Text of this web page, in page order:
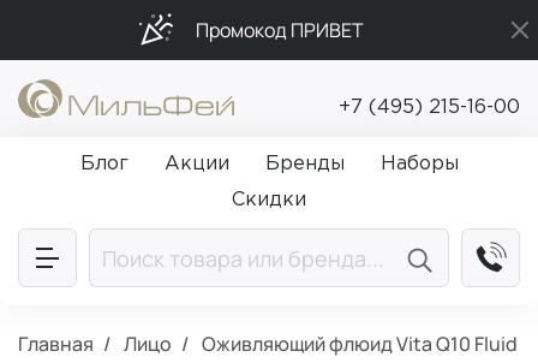
Промокод ПРИВЕТ
Бесплатная доставка от 5 000₽
Подарки в каждый заказ от 5 000₽
+7 (495) 215-16-00
Блог Акции Бренды
Наборы
Скидки
Главная Лицо
Оживляющий флюид Vita Q10 Fluid